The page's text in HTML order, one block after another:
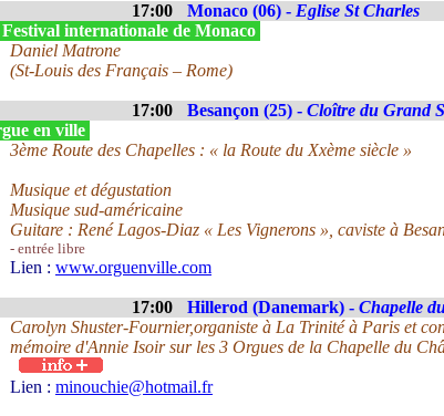
17:00 Monaco (06) - Eglise St Charles
internationale de Monaco
Daniel Matrone
(St-Louis des Français – Rome)
17:00 Besançon (25) - Cloître du Grand
en ville
3ème Route des Chapelles : « la Route du Xxème siècle »
Musique et dégustation
Musique sud-américaine
Guitare : René Lagos-Diaz « Les Vignerons », caviste à
- entrée libre
Lien : www.orguenville.com
17:00 Hillerod (Danemark) - Chapelle
Carolyn Shuster-Fournier,organiste à La Trinité à Paris et
mémoire d'Annie Isoir sur les 3 Orgues de la Chapelle du
Lien : minouchie@hotmail.fr